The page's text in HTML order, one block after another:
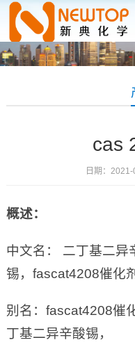
cas
日期：
概述：
中文名： 二丁基二异
锡，fascat4208催化剂
别名：fascat4208催
丁基二异辛酸锡，